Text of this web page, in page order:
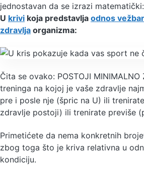
jednostavan da se izrazi matematički:
U krivi koja predstavlja odnos
zdravlja organizma:
Čita se ovako: POSTOJI MINIMALNO
treninga na kojoj je vaše zdravlje
pre i posle nje (špric na U) ili
zdravlje postoji) ili trenirate previše
Primetićete da nema konkretnih
zbog toga što je kriva relativna u
kondiciju.